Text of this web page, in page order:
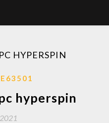
HYPERSPIN
hyperspin